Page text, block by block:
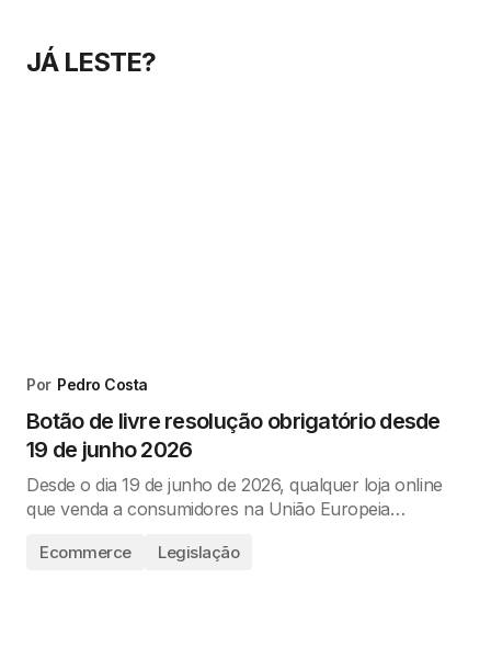
JÁ LESTE?
Por Pedro Costa
Botão de livre resolução obrigatório desde
19 de junho 2026
Desde o dia 19 de junho de 2026, qualquer loja online
que venda a consumidores na União Europeia…
Ecommerce Legislação